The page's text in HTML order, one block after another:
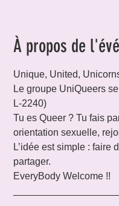
À propos de
Unique, United,
Le groupe UniQueers
L-2240)
Tu es Queer ? Tu fais
orientation sexuelle,
L’idée est simple :
partager.
EveryBody Welcome !!